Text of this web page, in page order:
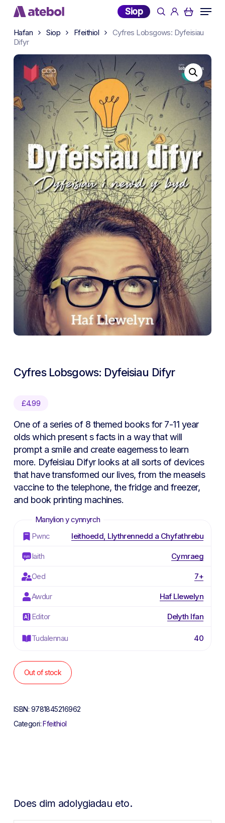
Skip
main
content
Siop searchaccount
Menu
Hafan Siop Ffeithiol
Cyfres Lobsgows: Dyfeisiau
Difyr
Cyfres Lobsgows: Dyfeisiau Difyr
£4.99
One of a series of 8 themed books for 7-11 year
olds which present s facts in a way that will
prompt a smile and create eagerness to learn
more. Dyfeisiau Difyrlooks at all sorts of devices
that have transformed our lives, from the measels
vaccine to the telephone, the fridge and freezer,
and book printing machines.
Pwnc Ieithoedd, Llythrennedd a Chyfathrebu
Iaith Cymraeg
Oed 7+
Awdur Haf Llewelyn
Editor Delyth Ifan
Tudalennau 40
Out of stock
ISBN: 9781845216962
Categori:Ffeithiol
Does dim adolygiadau eto.